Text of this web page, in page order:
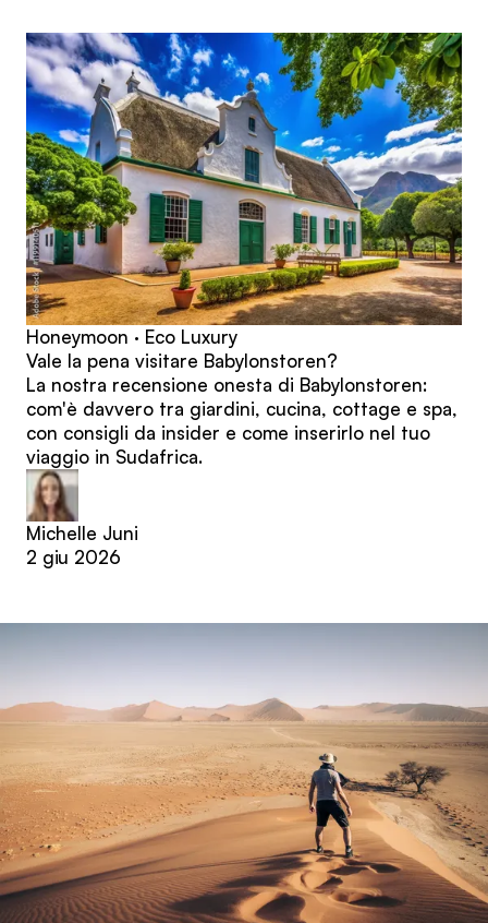
Honeymoon · Eco Luxury
Vale la pena visitare Babylonstoren?
La nostra recensione onesta di Babylonstoren:
com'è davvero tra giardini, cucina, cottage e spa,
con consigli da insider e come inserirlo nel tuo
viaggio in Sudafrica.
Michelle Juni
2 giu 2026